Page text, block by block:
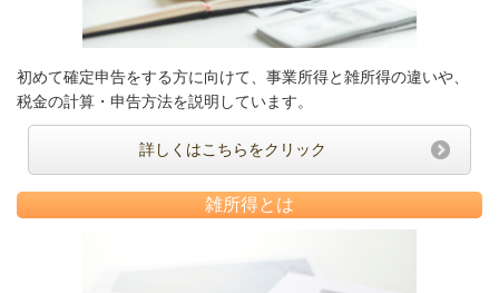
初めて確定申告をする方に向けて、事業所得と雑所得の違いや、
税金の計算・申告方法を説明しています。
詳しくはこちらをクリック
雑所得とは